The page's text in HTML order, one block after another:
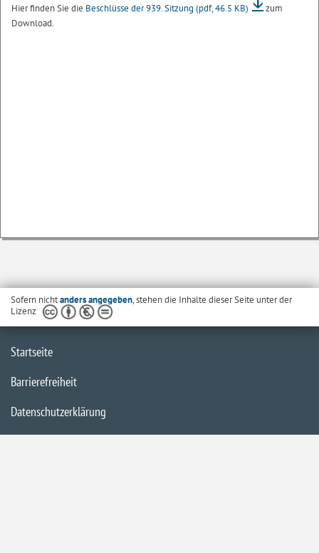
Hier finden Sie die Beschlüsse der 939. Sitzung (pdf, 46.5 KB)
zum
Download.
Sofern nichtanders angegeben, stehen die Inhalte dieser Seite unter der
Lizenz
Startseite
Barrierefreiheit
Datenschutzerklärung